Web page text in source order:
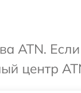
ATN.
центр